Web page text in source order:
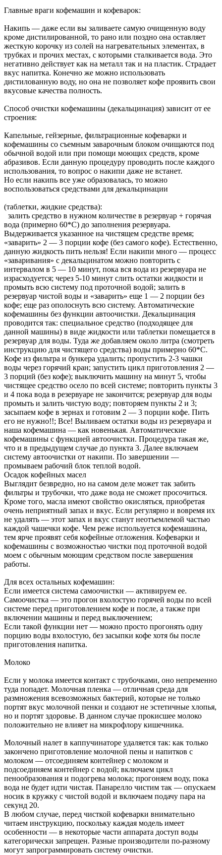
Главные враги кофемашин и кофеварок:
Накипь — даже если вы заливаете самую очищенную воду
кроме дистилированной, то рано или поздно она оставляет
жесткую корочку из солей на нагревательных элементах, в
трубках и прочих местах, с которыми сталкивается вода. Это
негативно действует как на металл так и на пластик. Страдает
вкус напитка. Конечно же можно использовать
дистилованную воду, но она не позволяет кофе проявить свои
вкусовые качества полность.
Способ очистки кофемашины (декальцинация) зависит от ее
строения:
Капельные, гейзерные, фильтрационные кофеварки и
кофемашины со съемным заварочным блоком очищаются под
обычной водой или при помощи моющих средств, кроме
абразивов. Если данную процедуру проводить после каждого
использования, то вопрос о накипи даже не встанет.
Но если накипь все уже образовалась, то можно
воспользоваться средствами для декальцинации
(таблетки, жидкие средства):
залить средство в нужном количестве в резервуар + горячая
вода (примерно 60*С) до заполнения резервуара.
Выдерживается указанное на чистящем средстве время;
«заварить» 2 — 3 порции кофе (без самого кофе). Естественно,
данную жидкость пить нельзя! Если накипи много — процесс
«заваривания» с декальцинатом можно повторить с
интервалом в 5 — 10 минут, пока вся вода из резервуара не
израсходуется; через 5-10 минут слить остатки жидкости и
промыть всю систему под проточной водой; залить в
резервуар чистой воды и «заварить» еще 1 — 2 порции без
кофе; еще раз ополоснуть всю систему. Автоматические
кофемашины без функции автоочистки. Декальцинация
проводится так: специальное средство (подходящее для
данной машины) в виде жидкости или таблетки помещается в
резервуар для воды. Туда же добавляем около литра (смотреть
инструкцию для чистящего средства) воды примерно 60*С.
Кофе из фильтра и бункера удалить; пропустить 2-3 чашки
воды через горячий кран; запустить цикл приготовления 2 —
3 порций (без кофе); выключить машину на минут 5, чтобы
чистящее средство осело по всей системе; повторить пункты 3
и 4 пока вода в резервуаре не закончится; резервуар для воды
промыть и залить чистую воду; повторяем пункты 2 и 3;
засыпаем кофе в зернах и готовим 2 — 3 порции кофе. Пить
его не нужно!!; Все! Выливаем остатки воды из резервуара и
наша кофемашина — как новенькая. Автоматические
кофемашины с функцией автоочистки. Процедура такая же,
что и в предыдущем случае до пункта 3. Далее включаем
систему автоочистки от накипи. По завершении —
промываем рабочий блок теплой водой.
Осадок кофейных масел
Выглядит безвредно, но на самом деле может так забить
фильтры и трубочки, что даже вода не сможет просочиться.
Кроме того, масла имеют свойство окисляться, приобретая
очень неприятный запах и вкус. Если регулярно и вовремя их
не удалять — этот запах и вкус станут неотъемлемой частью
каждой чашечки кофе. Чем реже используется кофемашина,
тем ярче проявят себя кофейные отложения. Кофеварки и
кофемашины с возможностью чистки под проточной водой
моем с обычным моющим средством после завершения
работы.
Для всех остальных кофемашин:
Если имеется система самоочистки — активируем ее.
Самоочистка — это прогон вхолостую горячей воды по всей
системе перед приготовлением кофе и после, а также при
включении машины и перед выключением;
Если такой функции нет — можно просто прогонять одну
порцию воды вхолостую, без засыпки кофе хотя бы после
приготовления напитка.
Молоко
Если у молока имеется контакт с трубочками, оно непременно
туда попадет. Молочная пленка — отличная среда для
размножения всевозможных бактерий, которые не только
портят вкус молочной пенки и создают не эстетичные хлопья,
но и портят здоровье. В данном случае прокисшее молоко
положительно не влияет на микрофлору кишечника.
Молочный налет в каппучинаторе удаляется так: как только
закончено приготовление молочной пены и напитков с
молоком — отсоединяем контейнер с молоком и
подсоединяем контейнер с водой; включаем цикл
пенообразования и подогрева молока; прогоняем воду, пока
вода не будет идти чистая. Панарелло чистим так — опускаем
носик в кружку с чистой водой и включаем подачу пара на
секунд 20.
В любом случае, перед чисткой кофеварки внимательно
читаем инструкцию, поскольку каждая модель имеет
особенности — в некоторые части аппарата доступ воды
категорически запрещен. Разные производители по-разному
могут запрограммировать систему очистки.